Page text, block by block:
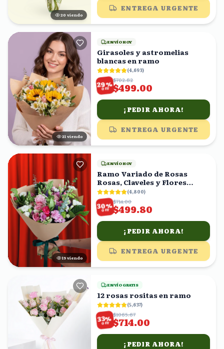
19 viendo
ENTREGA URGENTE
22 viendo
ENVÍO HOY
Girasoles y astromelias
blancas en ramo
(4,693)
29%
OFF
$702.82
$499.00
¡PEDIR AHORA!
ENTREGA URGENTE
19 viendo
ENVÍO HOY
Ramo Variado de Rosas
Rosas, Claveles y Flores
Mixtas con Eucalipto
(4,800)
30%
OFF
$714.00
$499.80
¡PEDIR AHORA!
ENTREGA URGENTE
ENVÍO GRATIS
12 rosas rositas en ramo
(5,637)
33%
OFF
$1065.67
$714.00
¡PEDIR AHORA!